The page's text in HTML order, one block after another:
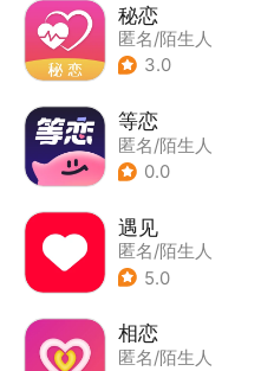
秘恋
匿名/陌生人
3.0
等恋
匿名/陌生人
0.0
遇见
匿名/陌生人
5.0
相恋
匿名/陌生人